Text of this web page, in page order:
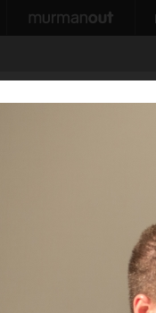
Краса